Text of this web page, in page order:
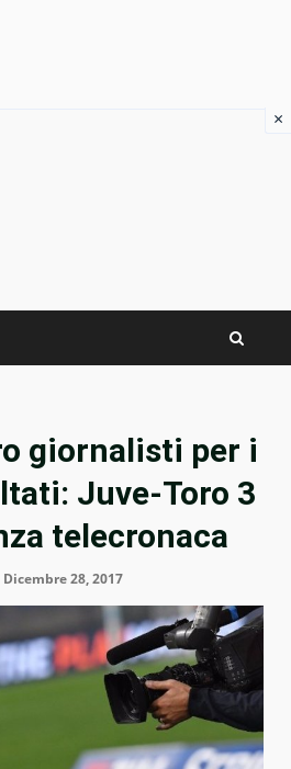
giornalisti per i
Juve-Toro 3
telecronaca
Dicembre 28, 2017
×